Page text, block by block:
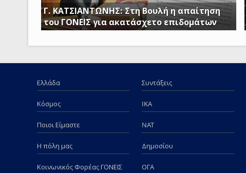
Γ. ΚΑΤΣΙΑΝΤΩΝΗΣ: Στη Βουλή η απαίτηση
του ΓΟΝΕΙΣ για ακατάσχετο επιδομάτων
ΕΡΩΤΗΣΗ ΤΟΥ ΒΟΥΛΕΥΤΗ ΓΙΩΡΓΟΥ ΚΑΤΣΙΑΝΤΩΝΗ
Ελλάδα
Κόσμος
Ποιοι Είμαστε
Η πόλη μας
Κοινωνικός Φορέας ΓΟΝΕΙΣ
Συντάξεις
IKA
NAT
Δημοσίου
ΟΓΑ